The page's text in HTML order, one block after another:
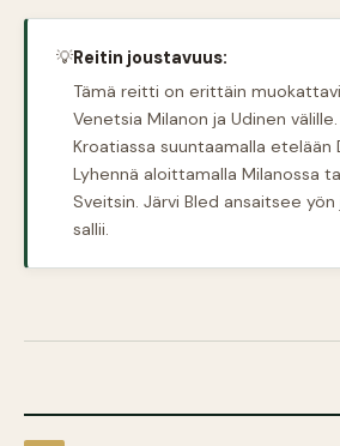
💡Reitin joustavuus:
Tämä reitti on erittäin
Venetsia Milanon ja Udinen
Kroatiassa suuntaamalla etelään
Lyhennä aloittamalla Milanossa
Sveitsin. Järvi Bled ansaitsee yön
sallii.